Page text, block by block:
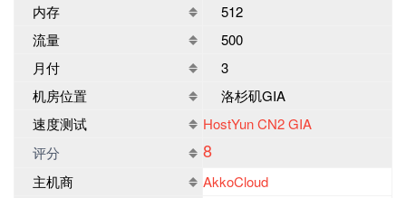
内存
512
流量
500
月付
3
机房位置
洛杉矶GIA
速度测试
HostYun CN2 GIA
评分
8
主机商
AkkoCloud